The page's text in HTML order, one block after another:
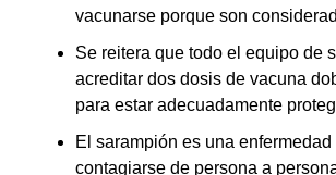
vacunarse porque son
Se reitera que todo el equipo de
acreditar dos dosis de vacuna
para estar adecuadamente
El sarampión es una
contagiarse de persona a